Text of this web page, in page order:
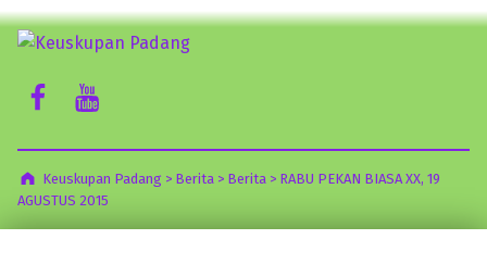
Keuskupan Padang > Berita> Berita> RABU PEKAN BIASA XX, 19
AGUSTUS 2015